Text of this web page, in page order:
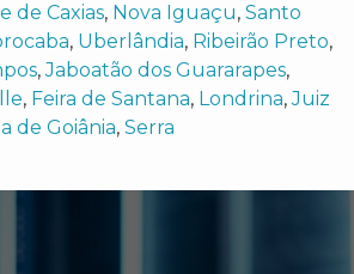
de Caxias, Nova Iguaçu, Santo
, Uberlândia, Ribeirão Preto,
,Jaboatão dos Guararapes,
, Feira de Santana, Londrina,Juiz
de Goiânia, Serra